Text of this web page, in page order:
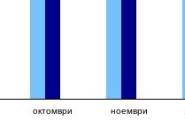
октомври ноември